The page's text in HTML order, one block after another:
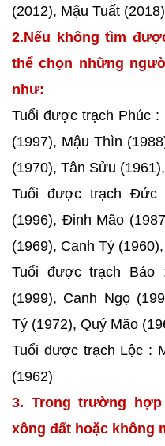
(2012), Mậu Tuất (2018)
2.Nếu không tìm
thể chọn những
như:
Tuổi được trạch Phúc
(1997), Mậu Thìn
(1970), Tân Sửu
Tuổi được trạch Đức
(1996), Đinh Mão
(1969), Canh Tý
Tuổi được trạch Bảo
(1999), Canh Ngọ
Tý (1972), Quý Mão
Tuổi được trạch Lộc :
(1962)
3. Trong trường
xông đất hoặc không